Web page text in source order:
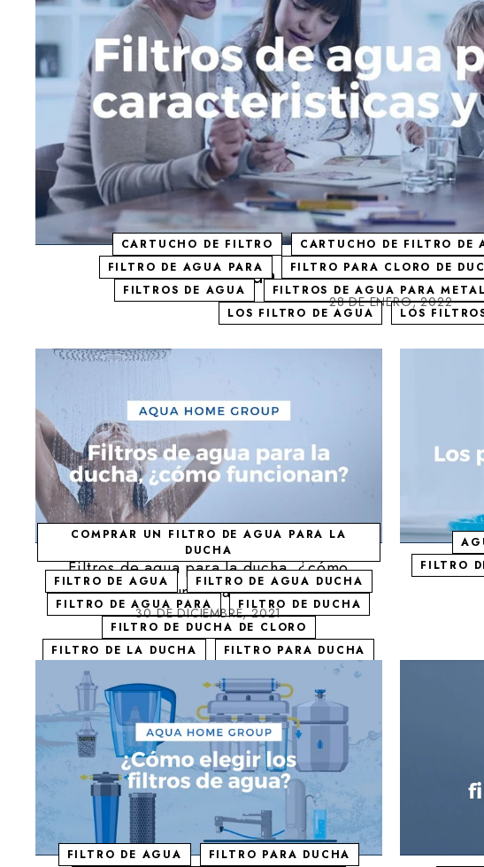
CARTUCHO DE FILTRO CARTUCHO DE FILTRO DE
FILTRO DE AGUA PARA
FILTRO PARA CLORO DE
FILTROS DE AGUA
FILTROS DE AGUA PARA
LOS FILTRO DE AGUA
LOS
Filtros de agua para casa:
28 DE ENERO, 2022
COMPRAR UN FILTRO DE AGUA PARA LA
DUCHA
FILTRO DE AGUA
FILTRO DE AGUA DUCHA
FILTRO DE AGUA PARA
FILTRO DE DUCHA
FILTRO DE DUCHA DE CLORO
FILTRO DE LA DUCHA
FILTRO PARA DUCHA
FILTROS DE AGUA PARA LA DUCHA
FILTROS PARA DUCHAS
FILTROS PARA LA DUCHA
LOS FILTRO DE AGUA
LOS FILTROS DE AGUA
LOS FILTROS DE DUCHA
Filtros de agua para la ducha, ¿cómo
funcionan?
30 DE DICIEMBRE, 2021
FILTRO
Los
FILTRO DE AGUA
FILTRO PARA DUCHA